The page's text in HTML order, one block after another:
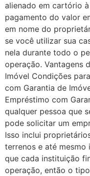
alienado em cartório
pagamento do valor
em nome do
se você utilizar sua
nela durante todo o
operação. Vantagens
Imóvel Condições
com Garantia de
Empréstimo com
qualquer pessoa que
pode solicitar um
Isso inclui
terrenos e até mesmo
que cada instituição
operação, então o